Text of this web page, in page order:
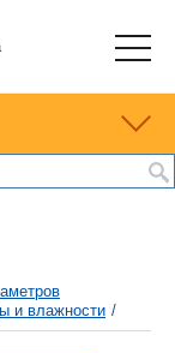
и влажности /